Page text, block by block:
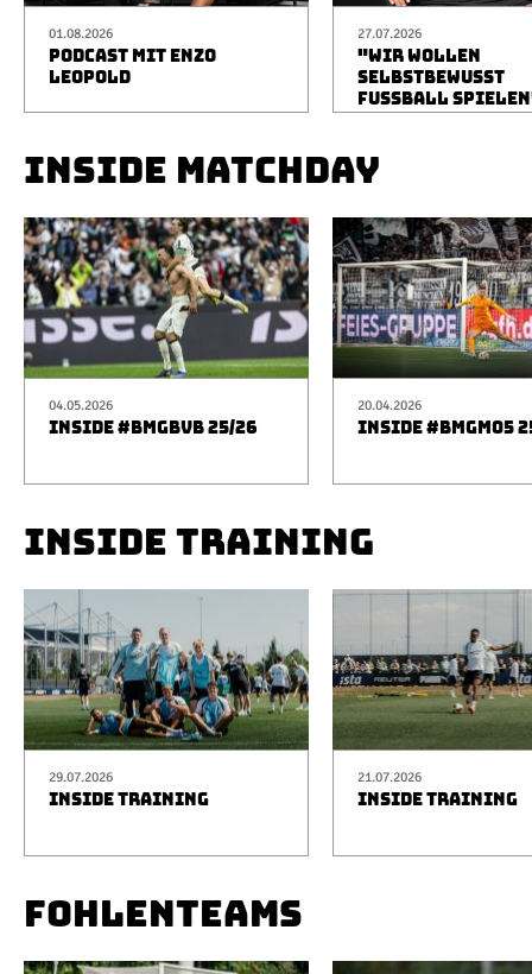
01.08.2026
PODCAST MIT ENZO
LEOPOLD
27.07.2026
"WIR WOLLEN
SELBSTBEWUSST
FUSSBALL
INSIDE MATCHDAY
04.05.2026
INSIDE #BMGBVB 25/26
20.04.2026
INSIDE #BMGM05
INSIDE TRAINING
29.07.2026
INSIDE TRAINING
21.07.2026
INSIDE TRAINING
FOHLENTEAMS